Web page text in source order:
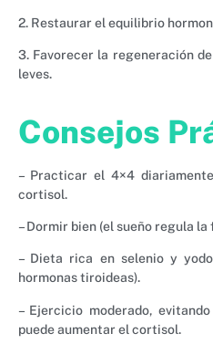
2. Restaurar el equilibrio
3. Favorecer la regeneración
leves.
Consejos
– Practicar el 4×4
cortisol.
– Dormir bien (el sueño regula
– Dieta rica en selenio y
hormonas tiroideas).
– Ejercicio moderado,
puede aumentar el cortisol.